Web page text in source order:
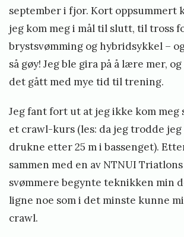
september i fjor. Kort oppsummert
jeg kom meg i mål til slutt, til tross
brystsvømming og hybridsykkel –
så gøy! Jeg ble gira på å lære mer,
det gått med mye tid til trening.
Jeg fant fort ut at jeg ikke kom meg
et crawl-kurs (les: da jeg trodde
drukne etter 25 m i bassenget).
sammen med en av NTNUI
svømmere begynte teknikken min
ligne noe som i det minste kunne
crawl.